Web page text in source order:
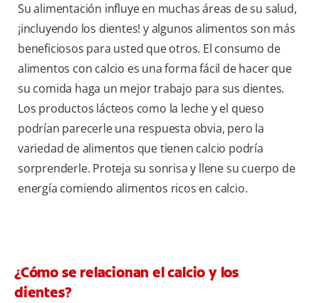
Su alimentación influye en muchas áreas de su salud,
¡incluyendo los dientes! y algunos alimentos son más
beneficiosos para usted que otros. El consumo de
alimentos con calcio es una forma fácil de hacer que
su comida haga un mejor trabajo para sus dientes.
Los productos lácteos como la leche y el queso
podrían parecerle una respuesta obvia, pero la
variedad de alimentos que tienen calcio podría
sorprenderle. Proteja su sonrisa y llene su cuerpo de
energía comiendo alimentos ricos en calcio.
¿Cómo se relacionan el calcio y los
dientes?